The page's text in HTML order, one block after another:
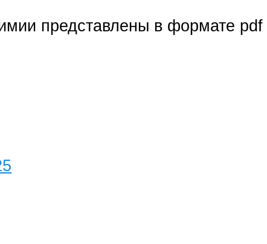
представлены в формате